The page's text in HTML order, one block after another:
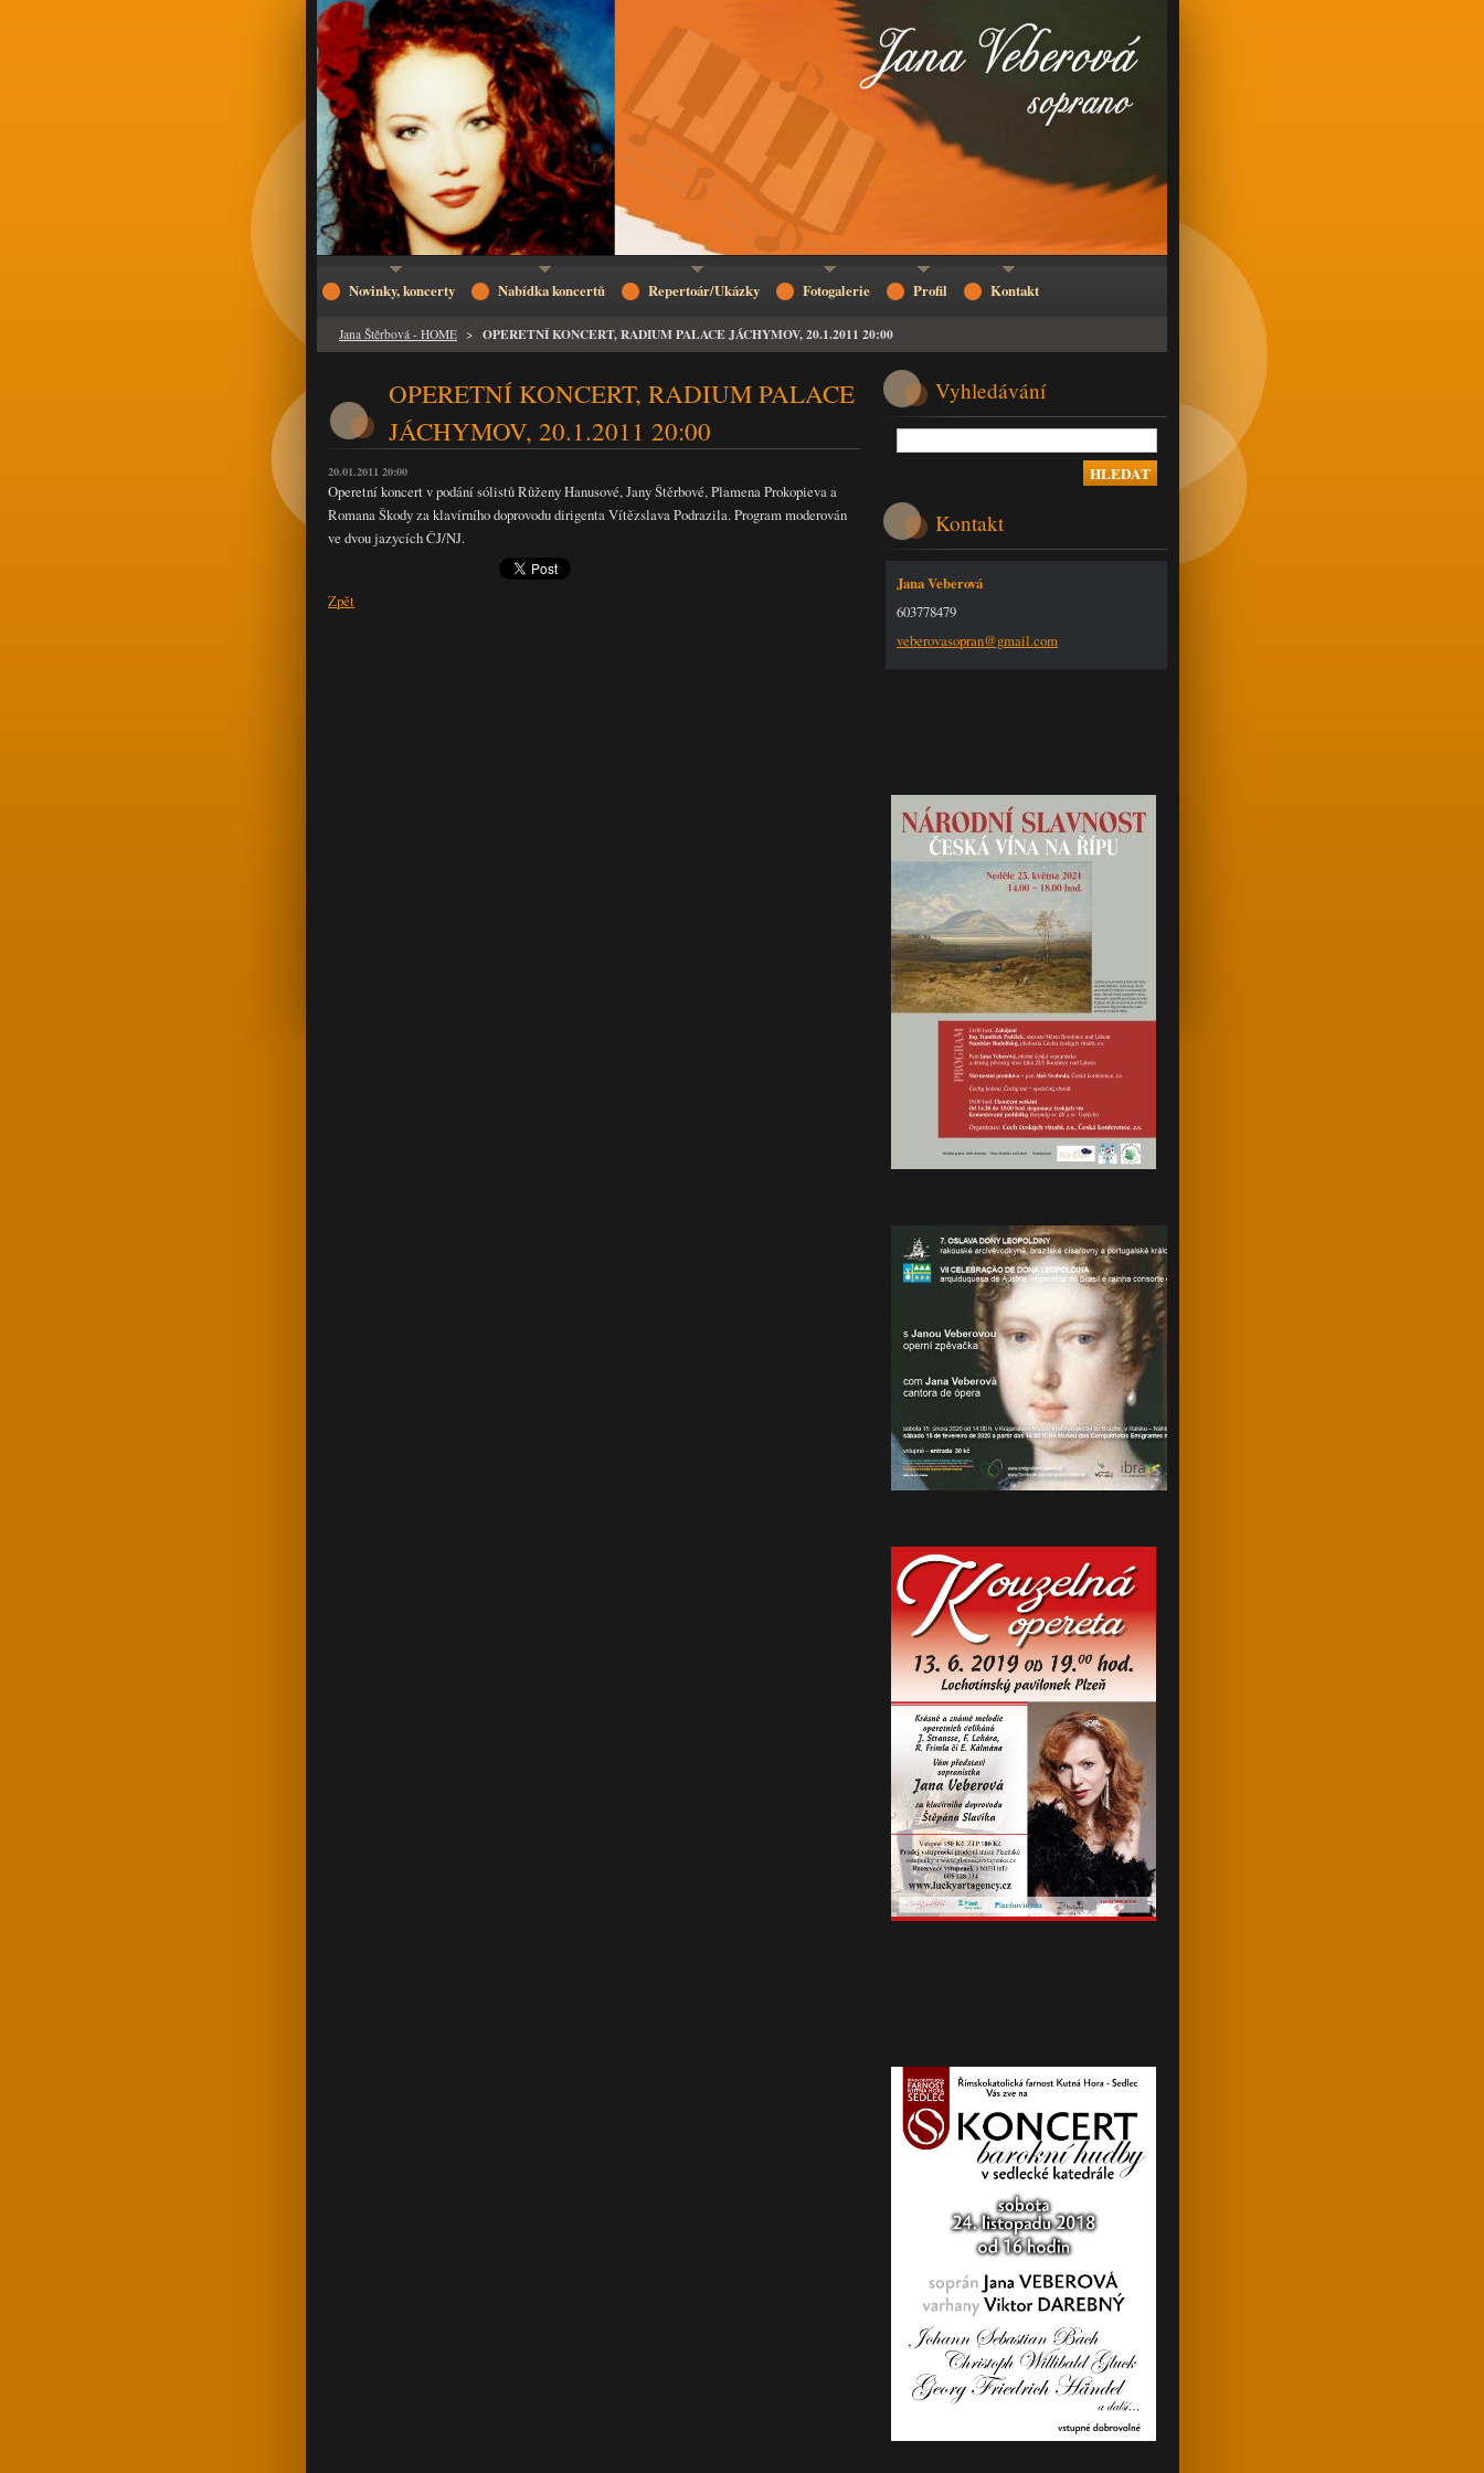
Jana Štěrbová - HOME > OPERETNÍ KONCERT, RADIUM PALACE JÁCHYMOV, 20.1.2011 20:00
OPERETNÍ KONCERT, RADIUM PALACE
JÁCHYMOV, 20.1.2011 20:00
20.01.2011 20:00
Operetní koncert v podání sólistů Růženy Hanusové, Jany Štěrbové, Plamena Prokopieva a
Romana Škody za klavírního doprovodu dirigenta Vítězslava Podrazila. Program moderován
ve dvou jazycích ČJ/NJ.
Zpět
Vyhledávání
Kontakt
Jana Veberová
603778479
veberovasopran@gmail.com
Novinky, koncerty Nabídka koncertů Repertoár/Ukázky Fotogalerie Profil Kontakt